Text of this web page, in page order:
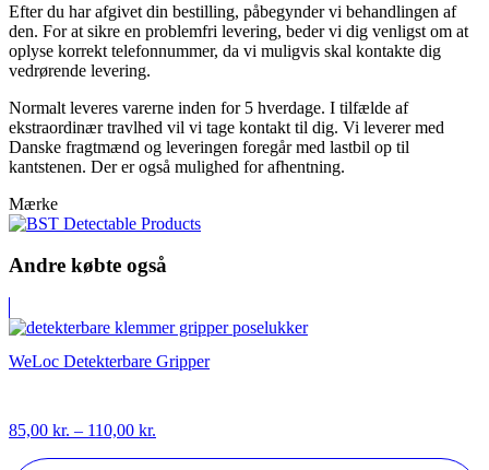
Efter du har afgivet din bestilling, påbegynder vi behandlingen af
den. For at sikre en problemfri levering, beder vi dig venligst om at
oplyse korrekt telefonnummer, da vi muligvis skal kontakte dig
vedrørende levering.
Normalt leveres varerne inden for 5 hverdage. I tilfælde af
ekstraordinær travlhed vil vi tage kontakt til dig. Vi leverer med
Danske fragtmænd og leveringen foregår med lastbil op til
kantstenen. Der er også mulighed for afhentning.
Mærke
Andre købte også
WeLoc Detekterbare Gripper
85,00 kr. – 110,00 kr.